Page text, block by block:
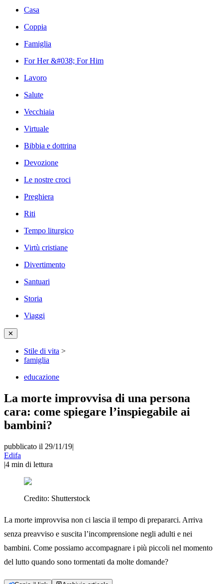
Casa
Coppia
Famiglia
For Her &#038; For Him
Lavoro
Salute
Vecchiaia
Virtuale
Bibbia e dottrina
Devozione
Le nostre croci
Preghiera
Riti
Tempo liturgico
Virtù cristiane
Divertimento
Santuari
Storia
Viaggi
✕
Stile di vita >
famiglia
educazione
La morte improvvisa di una persona
cara: come spiegare l’inspiegabile ai
bambini?
pubblicato il 29/11/19|
Edifa
|4 min di lettura
Credito: Shutterstock
La morte improvvisa non ci lascia il tempo di prepararci. Arriva
senza preavviso e suscita l’incomprensione negli adulti e nei
bambini. Come possiamo accompagnare i più piccoli nel momento
del lutto quando sono tormentati da molte domande?